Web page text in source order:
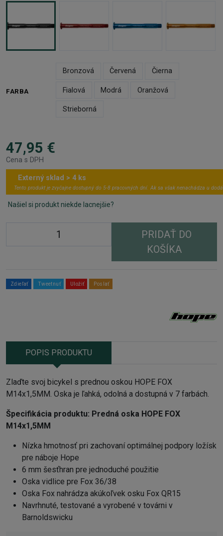
FARBA
Bronzová Červená Čierna
Fialová Modrá Oranžová
Strieborná
47,95 €
Cena s DPH
Externý sklad > 4 ks
Tento produkt je zvyčajne dostupný do 5-8 pracovných dní. Ak sa však nenachádza u
Našiel si produkt niekde lacnejšie?
PRIDAŤ DO
KOŠÍKA
Zdieľať Tweetnuť Uložiť Poslať
POPIS PRODUKTU
Zlaďte svoj bicykel s prednou oskou HOPE FOX
M14x1,5MM. Oska je ľahká, odolná a dostupná v 7 farbách.
Špecifikácia produktu: Predná oska HOPE FOX
M14x1,5MM
Nízka hmotnosť pri zachovaní optimálnej podpory ložísk
pre náboje Hope
6 mm šesťhran pre jednoduché použitie
Oska vidlice pre Fox 36/38
Oska Fox nahrádza akúkoľvek osku Fox QR15
Navrhnuté, testované a vyrobené v továrni v
Barnoldswicku